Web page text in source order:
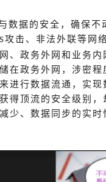
数据的安全，确保
攻击、非法外联等网
、政务外网和业务
在政务外网，涉密
进行数据流通，实
得顶流的安全级别
少、数据同步的实时